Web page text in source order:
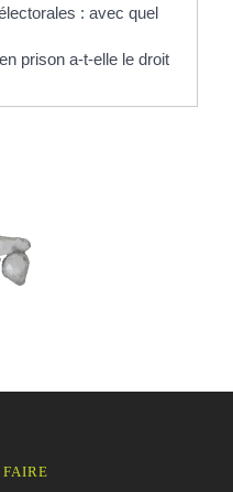
: avec quel
prison a-t-elle le droit